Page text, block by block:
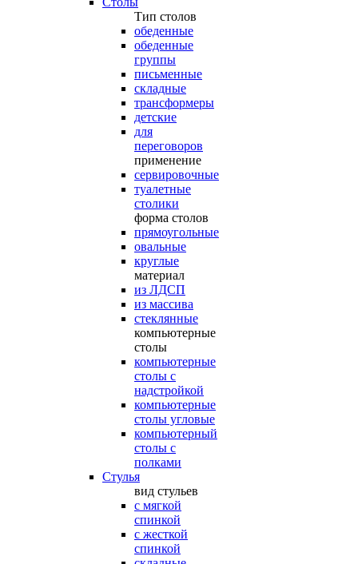
Тип столов
обеденные
обеденные
группы
письменные
складные
трансформеры
детские
для
переговоров
применение
сервировочные
туалетные
столики
форма столов
прямоугольные
овальные
круглые
материал
из ЛДСП
из массива
стеклянные
компьютерные
столы
компьютерные
столы с
надстройкой
компьютерные
столы угловые
компьютерный
столы с
полками
Стулья
вид стульев
с мягкой
спинкой
с жесткой
спинкой